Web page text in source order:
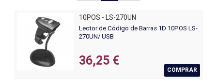
10POS - LS-270UN
Lector de Código de Barras 1D 10POS LS-
270UN/ USB
36,25 €
COMPRAR